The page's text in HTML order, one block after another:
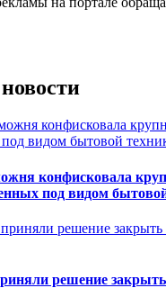
конфисковала
под видом
решение